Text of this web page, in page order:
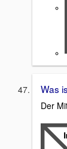
Was
Der